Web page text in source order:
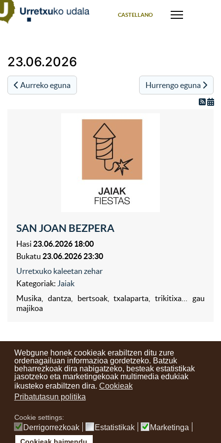
Webgune honek cookieak erabiltzen ditu zure
ordenagailuan informazioa gordetzeko. Batzuk
beharrezkoak dira nabigatzeko, besteak estatistikak
jasotzeko eta marketingekoak multimedia edukiak
ikusteko erabiltzen dira. Cookieak
Pribatutasun politika
Cookie settings:
Derrigorrezkoak Estatistikak Marketinga
CASTELLANO
23.06.2026
Aurreko eguna Hurrengo eguna
SAN JOAN BEZPERA
Hasi 23.06.2026 18:00
Bukatu 23.06.2026 23:30
Urretxuko kaleetan zehar
Kategoriak: Jaiak
Musika, dantza, bertsoak, txalaparta, trikitixa… gau
majikoa
Kontaktuak Erabilera baldintzak Lege oharra
Berriak
Zure iritzia